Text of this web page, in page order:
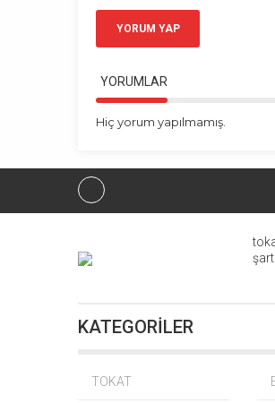
YORUM YAP
YORUMLAR
Hiç yorum yapılmamış.
KATEGORİLER
TOKAT